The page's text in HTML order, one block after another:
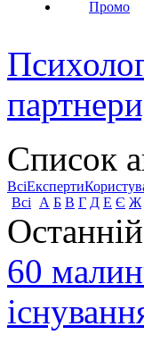
Промо
Список
ВсіЕксперти
Всі
А Б В Г Д Е Є Ж
60